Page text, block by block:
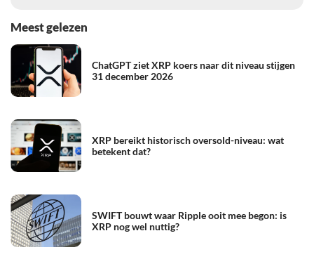
Meest gelezen
ChatGPT ziet XRP koers naar dit niveau stijgen
31 december 2026
XRP bereikt historisch oversold-niveau: wat
betekent dat?
SWIFT bouwt waar Ripple ooit mee begon: is
XRP nog wel nuttig?